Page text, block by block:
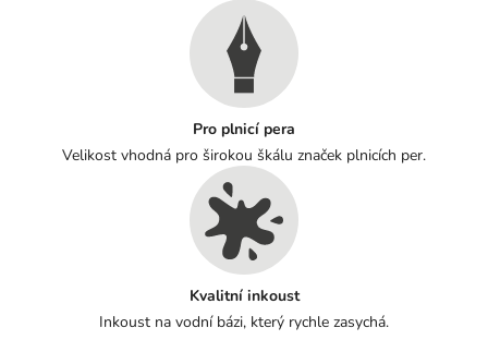
Pro plnicí pera
Velikost vhodná pro širokou škálu značek plnicích per.
Kvalitní inkoust
Inkoust na vodní bázi, který rychle zasychá.